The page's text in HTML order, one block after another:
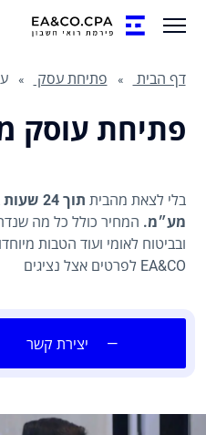
דף הבית פתיחת עסק
פתיחת עוסק
בלי לצאת מהבית תוך 24 שעות
מע״מ. המחיר כולל כל מה
ובביטוח לאומי ועוד הטבות
EA&CO לפרטים אצל נציגים
— יצירת קשר